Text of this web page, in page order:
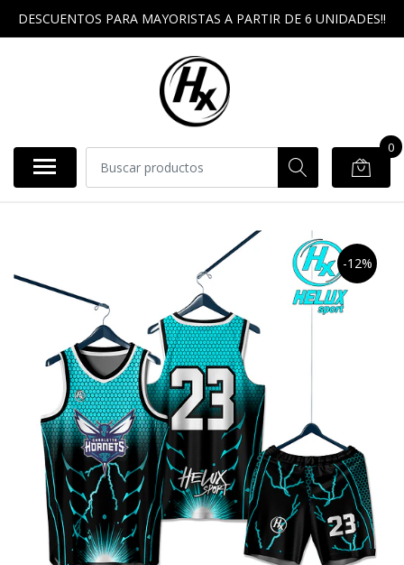
DESCUENTOS PARA MAYORISTAS A PARTIR DE 6 UNIDADES!!
0
-12%